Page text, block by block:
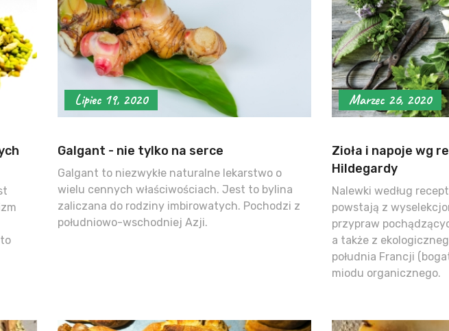
Lipiec 19, 2020
Galgant - nie tylko na serce
Galgant to niezwykłe naturalne lekarstwo o
wielu cennych właściwościach. Jest to bylina
zaliczana do rodziny imbirowatych. Pochodzi z
południowo-wschodniej Azji.
Marzec 26, 2020
Zioła i napoje wg
Hildegardy
Nalewki według
powstają z
przypraw
a także z
południa Francji
miodu organicznego.